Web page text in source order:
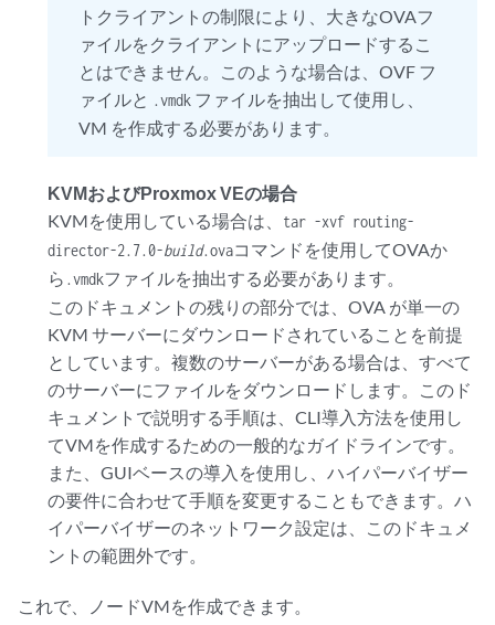
トクライアントの制限により、大きなOVAフ
ァイルをクライアントにアップロードするこ
とはできません。このような場合は、OVF フ
ァイルと .vmdk ファイルを抽出して使用し、
VM を作成する必要があります。
KVMおよびProxmox VEの場合
KVMを使用している場合は、 tar -xvf routing-
director-2.7.0-build.ovaコマンドを使用してOVAか
ら .vmdkファイルを抽出する必要があります。
このドキュメントの残りの部分では、OVA が単一の
KVM サーバーにダウンロードされていることを前提
としています。複数のサーバーがある場合は、すべて
のサーバーにファイルをダウンロードします。このド
キュメントで説明する手順は、CLI導入方法を使用し
てVMを作成するための一般的なガイドラインです。
また、GUIベースの導入を使用し、ハイパーバイザー
の要件に合わせて手順を変更することもできます。ハ
イパーバイザーのネットワーク設定は、このドキュメ
ントの範囲外です。
これで、ノードVMを作成できます。